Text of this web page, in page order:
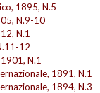
1895, N.5
N.9-10
N.1
12
N.1
1891, N.1
1894, N.3